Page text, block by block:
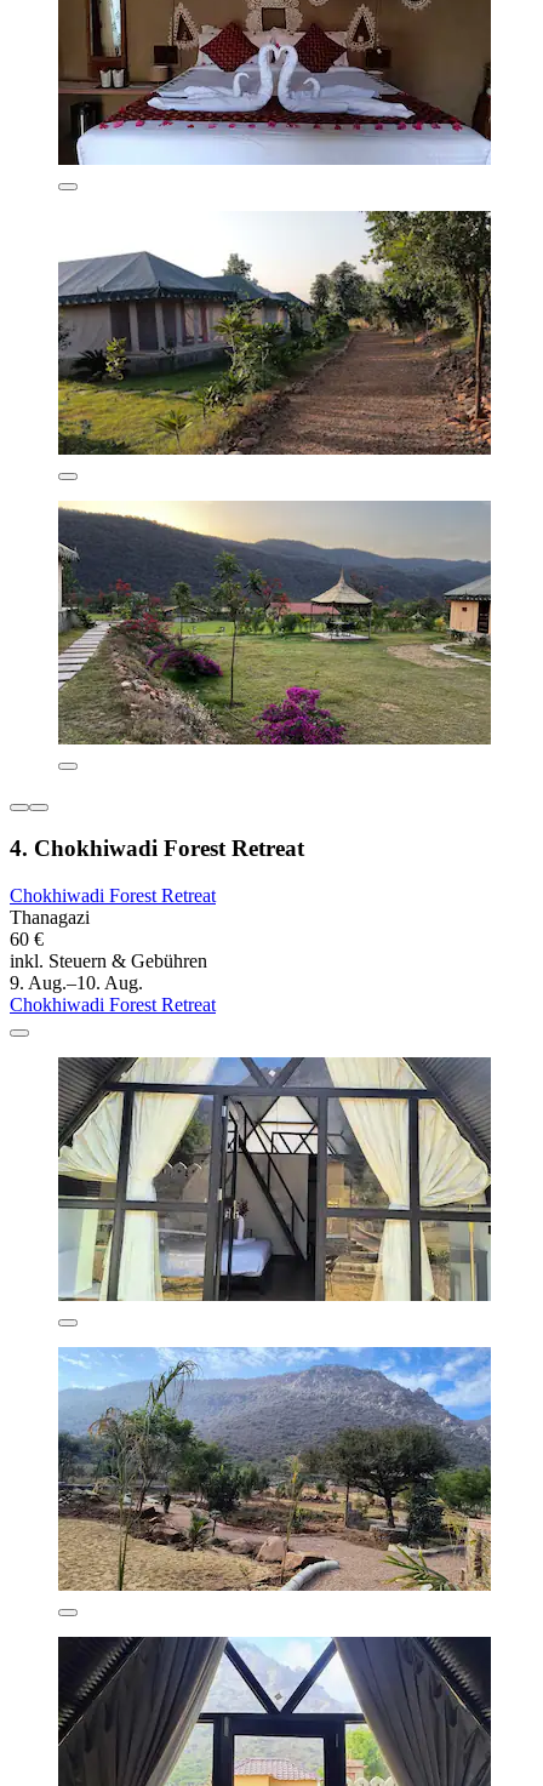
4. Chokhiwadi Forest Retreat
Chokhiwadi Forest Retreat
Thanagazi
60 €
inkl. Steuern & Gebühren
9. Aug.–10. Aug.
Chokhiwadi Forest Retreat